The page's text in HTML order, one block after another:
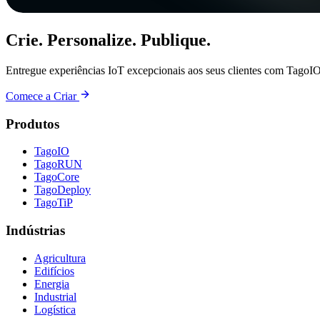
Crie. Personalize. Publique.
Entregue experiências IoT excepcionais aos seus clientes com
Comece a Criar
Produtos
TagoIO
TagoRUN
TagoCore
TagoDeploy
TagoTiP
Indústrias
Agricultura
Edifícios
Energia
Industrial
Logística